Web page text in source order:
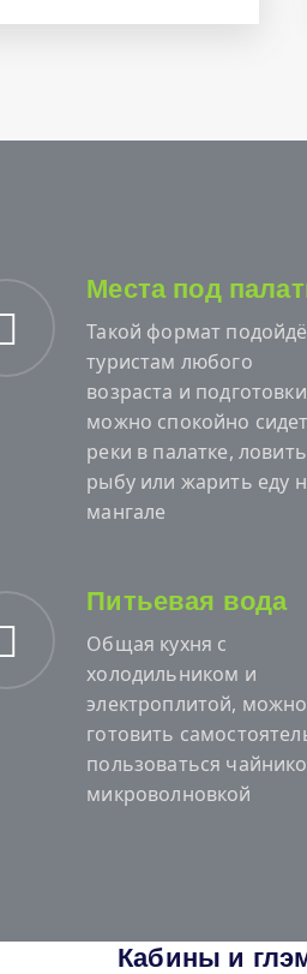
Места под
Такой формат
туристам любого
возраста и
можно спокойно
реки в палатке, ловить
рыбу или жарить еду
мангале
Питьевая вода
Общая кухня с
холодильником и
электроплитой, можно
готовить
пользоваться
микроволновкой
Кабины и